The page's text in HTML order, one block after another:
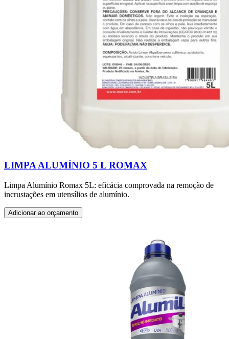
LIMPA ALUMÍNIO 5 L ROMAX
Limpa Alumínio Romax 5L: eficácia comprovada na remoção de
incrustações em utensílios de alumínio.
Adicionar ao orçamento